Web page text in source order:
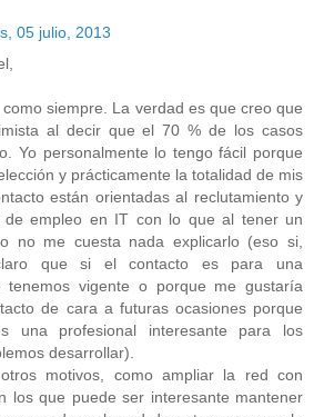
05 julio, 2013
siempre. La verdad es que creo que
al decir que el 70 % de los casos
Yo personalmente lo tengo fácil porque
y prácticamente la totalidad de mis
están orientadas al reclutamiento y
de empleo en IT con lo que al tener un
no me cuesta nada explicarlo (eso si,
que si el contacto es para una
tenemos vigente o porque me gustaría
de cara a futuras ocasiones porque
una profesional interesante para los
desarrollar).
motivos, como ampliar la red con
los que puede ser interesante mantener